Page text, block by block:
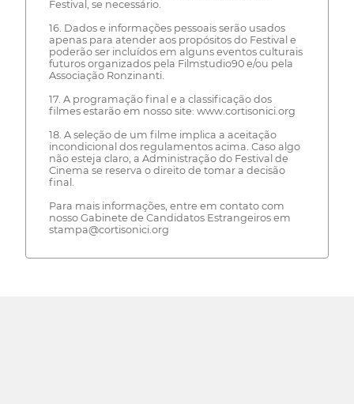
Festival, se necessário.
16. Dados e informações pessoais serão usados
apenas para atender aos propósitos do Festival e
poderão ser incluídos em alguns eventos culturais
futuros organizados pela Filmstudio90 e/ou pela
Associação Ronzinanti.
17. A programação final e a classificação dos
filmes estarão em nosso site: www.cortisonici.org
18. A seleção de um filme implica a aceitação
incondicional dos regulamentos acima. Caso algo
não esteja claro, a Administração do Festival de
Cinema se reserva o direito de tomar a decisão
final.
Para mais informações, entre em contato com
nosso Gabinete de Candidatos Estrangeiros em
stampa@cortisonici.org